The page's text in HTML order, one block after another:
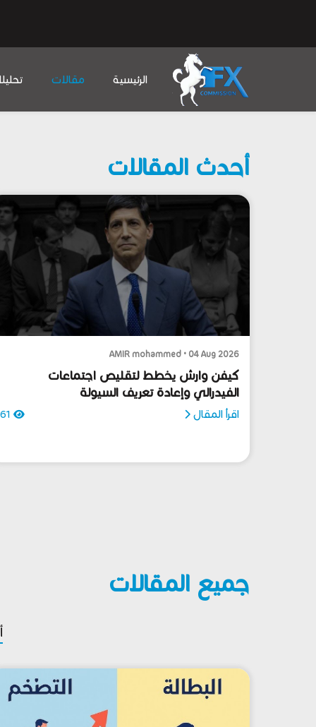
الرئيسية مقالات
أحدث المقالات
AMIR mohammed • 04 Aug 2026
كيفن وارش يخطط لتقليص اجتماعات
الفيدرالي وإعادة تعريف السيولة
اقرأ المقال
جميع المقالات